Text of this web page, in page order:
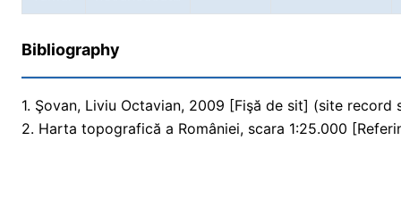
Bibliography
1. Şovan, Liviu Octavian, 2009 [Fişă de sit] (site record
2. Harta topografică a României, scara 1:25.000